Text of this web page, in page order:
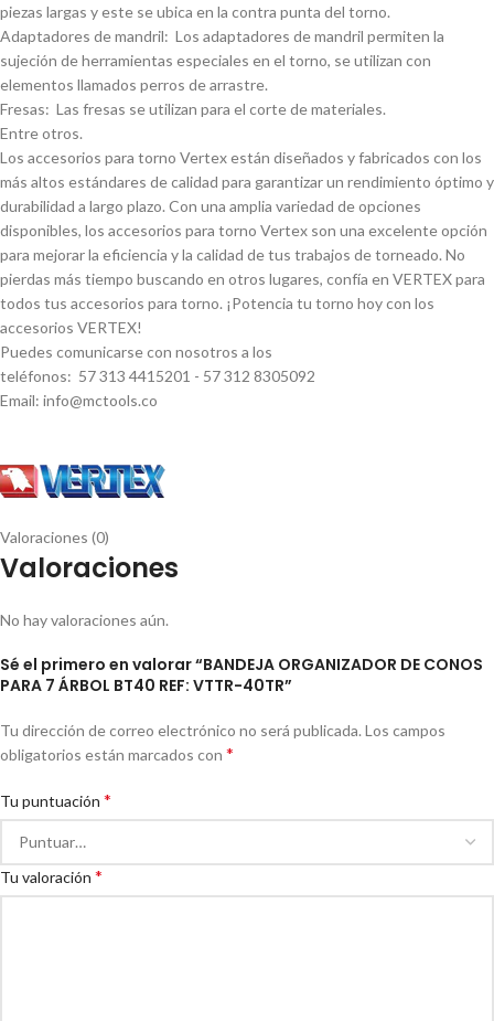
piezas largas y este se ubica en la contra punta del torno.
Adaptadores de mandril: Los adaptadores de mandril permiten la
sujeción de herramientas especiales en el torno, se utilizan con
elementos llamados perros de arrastre.
Fresas: Las fresas se utilizan para el corte de materiales.
Entre otros.
Los accesorios para torno Vertex están diseñados y fabricados con los
más altos estándares de calidad para garantizar un rendimiento óptimo y
durabilidad a largo plazo. Con una amplia variedad de opciones
disponibles, los accesorios para torno Vertex son una excelente opción
para mejorar la eficiencia y la calidad de tus trabajos de torneado. No
pierdas más tiempo buscando en otros lugares, confí­a en VERTEX para
todos tus accesorios para torno. ¡Potencia tu torno hoy con los
accesorios VERTEX!
Puedes comunicarse con nosotros a los
teléfonos: 57 313 4415201 - 57 312 8305092
Email: info@mctools.co
Valoraciones (0)
Valoraciones
No hay valoraciones aún.
Sé el primero en valorar “BANDEJA ORGANIZADOR DE CONOS
PARA 7 ÁRBOL BT40 REF: VTTR-40TR”
Tu dirección de correo electrónico no será publicada. Los campos
obligatorios están marcados con *
Tu puntuación *
Tu valoración *